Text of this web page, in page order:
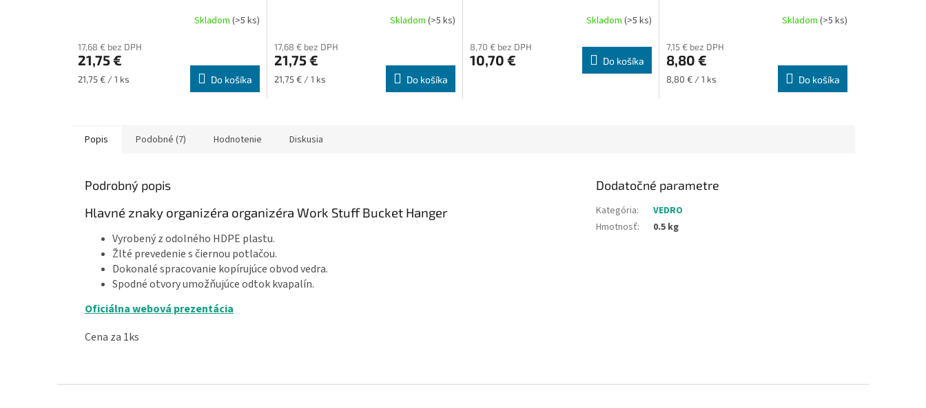
Skladom (>5 ks)
17,68 € bez DPH
21,75 €
Jednotková
21,75 € / 1 ks Do košíka
Skladom (>5 ks)
17,68 € bez DPH
21,75 €
Jednotková
21,75 € / 1 ks Do košíka
Skladom (>5 ks)
8,70 € bez DPH
10,70 € Do košíka
Skladom (>5 ks)
7,15 € bez DPH
8,80 €
Jednotková
8,80 € / 1 ks Do košíka
Popis Podobné (7) Hodnotenie Diskusia
Podrobný popis
Hlavné znaky organizéra organizéra Work Stuff Bucket Hanger
Vyrobený z odolného HDPE plastu.
Žlté prevedenie s čiernou potlačou.
Dokonalé spracovanie kopírujúce obvod vedra.
Spodné otvory umožňujúce odtok kvapalín.
Oficiálna webová prezentácia
Cena za 1ks
Dodatočné parametre
Kategória:
VEDRO
Hmotnosť: 0.5 kg